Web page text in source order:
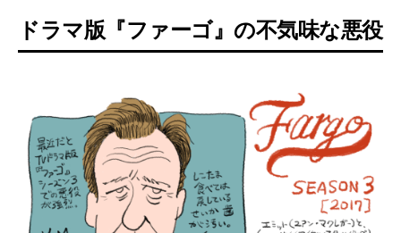
ドラマ版『ファーゴ』の不気味な悪役